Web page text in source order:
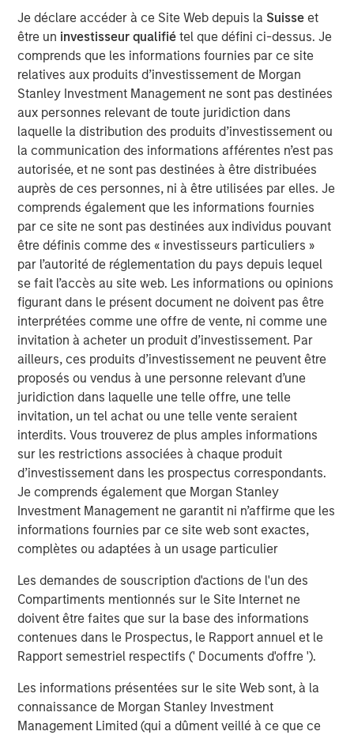
Je déclare accéder à ce Site Web depuis la Suisse et
être un investisseur qualifiétel que défini ci-dessus. Je
comprends que les informations fournies par ce site
relatives aux produits d’investissement de Morgan
Stanley Investment Management ne sont pas destinées
aux personnes relevant de toute juridiction dans
laquelle la distribution des produits d’investissement ou
la communication des informations afférentes n’est pas
autorisée, et ne sont pas destinées à être distribuées
auprès de ces personnes, ni à être utilisées par elles. Je
comprends également que les informations fournies
par ce site ne sont pas destinées aux individus pouvant
être définis comme des « investisseurs particuliers »
par l’autorité de réglementation du pays depuis lequel
se fait l’accès au site web. Les informations ou opinions
figurant dans le présent document ne doivent pas être
interprétées comme une offre de vente, ni comme une
invitation à acheter un produit d’investissement. Par
ailleurs, ces produits d’investissement ne peuvent être
proposés ou vendus à une personne relevant d’une
juridiction dans laquelle une telle offre, une telle
invitation, un tel achat ou une telle vente seraient
interdits. Vous trouverez de plus amples informations
sur les restrictions associées à chaque produit
d’investissement dans les prospectus correspondants.
Je comprends également que Morgan Stanley
Investment Management ne garantit ni n’affirme que les
informations fournies par ce site web sont exactes,
complètes ou adaptées à un usage particulier
Les demandes de souscription d'actions de l'un des
Compartiments mentionnés sur le Site Internet ne
doivent être faites que sur la base des informations
contenues dans le Prospectus, le Rapport annuel et le
Rapport semestriel respectifs (' Documents d'offre ').
Les informations présentées sur le site Web sont, à la
connaissance de Morgan Stanley Investment
Management Limited (qui a dûment veillé à ce que ce
expertise and local presence in global markets with an
integrated top-down and bottom-up investment approach
to invest in core and growth-oriented portfolios across
non-U.S. markets.
Idées liées
TALES FROM THE EMERGING WORLD
From Electric Vehicles to Humanoids: China’s
Next Manufacturing Leap
TALES FROM THE EMERGING WORLD
Terms of Trade: The Quiet Tailwind Behind
Emerging Market’s Comeback
TALES FROM THE EMERGING WORLD
The Water Constraint
Analyses mises en avant
ARTICLE